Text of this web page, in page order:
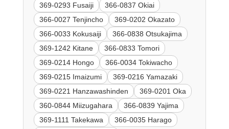
369-0293 Fusaiji
366-0837 Okiai
366-0027 Tenjincho
369-0202 Okazato
366-0033 Kokusaiji
366-0838 Otsukajima
369-1242 Kitane
366-0833 Tomori
369-0214 Hongo
366-0034 Tokiwacho
369-0215 Imaizumi
369-0216 Yamazaki
369-0221 Hanzawashinden
369-0201 Oka
360-0844 Miizugahara
366-0839 Yajima
369-1111 Takekawa
366-0035 Harago